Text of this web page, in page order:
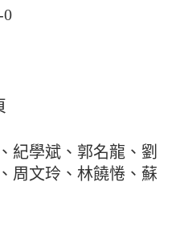
0
紀學斌、郭名龍、劉
周文玲、林饒惓、蘇